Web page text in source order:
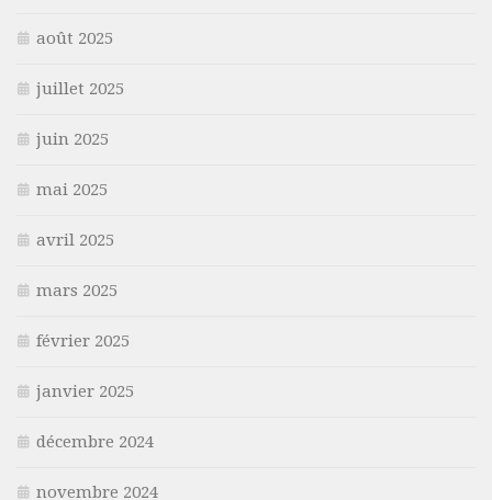
août 2025
juillet 2025
juin 2025
mai 2025
avril 2025
mars 2025
février 2025
janvier 2025
décembre 2024
novembre 2024